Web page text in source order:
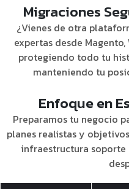
Migraciones
¿Vienes de otra
expertas desde
protegiendo todo tu
manteniendo tu
Enfoque en
Preparamos tu negocio
planes realistas y
infraestructura soporte